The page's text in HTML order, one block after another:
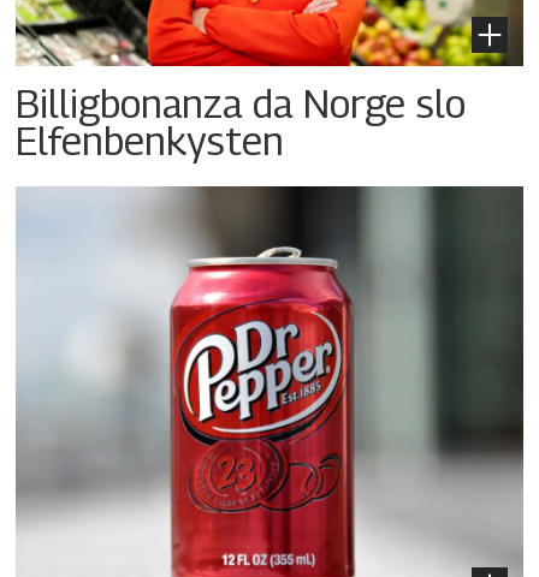
Billigbonanza da Norge slo
Elfenbenkysten